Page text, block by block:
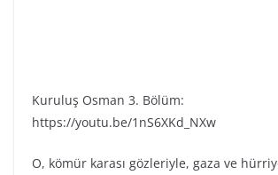
Kuruluş Osman 3. Bölüm:
https://youtu.be/1nS6XKd_NXw
O, kömür karası gözleriyle, gaza ve